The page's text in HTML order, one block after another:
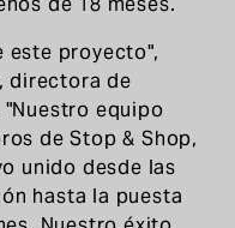
este proyecto",
directora de
equipo
de Stop & Shop,
unido desde las
hasta la puesta